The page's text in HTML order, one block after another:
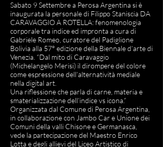
Sabato 9 Settembre a Perosa Argentina si è
inaugurata la personale di Filippo Staniscia DA
CARAVAGGIO A ROTELLA: fenomenologia
corporale tra indice ed impronta a cura di
Gabriele Romeo, curatore del Padiglione
Bolivia alla 57° edizione della Biennale d’arte di
Venezia. “Dal mito di Caravaggio
(Michelangelo Merisi) il dirompere del colore
come espressione dell’alternatività mediale
nella digital art.
Una riflessione che parla di carne, materia e
smaterializzazione dell’indice vs icona.”
Organizzata dal Comune di Perosa Argentina,
in collaborazione con Jambo Car e Unione dei
Comuni della valli Chisone e Germanasca,
vede la partecipazione del Maestro Enrico
Lotta e degli allievi del Liceo Artistico di